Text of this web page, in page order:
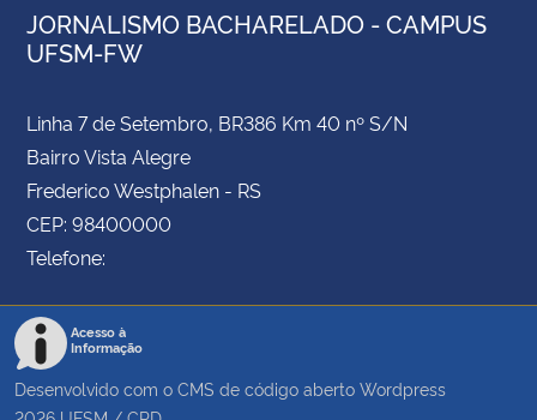
JORNALISMO BACHARELADO - CAMPUS
UFSM-FW
Linha 7 de Setembro, BR386 Km 40 nº S/N
Bairro Vista Alegre
Frederico Westphalen - RS
CEP: 98400000
Telefone:
Acesso à
Informação
Desenvolvido com o CMS de código aberto Wordpress